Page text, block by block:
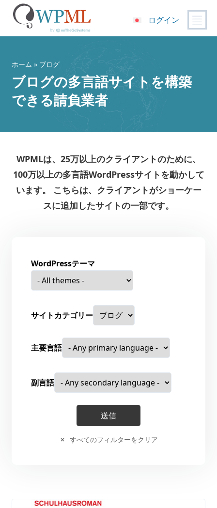
ッ
ログイン
ホーム » ブログ
ブログの多言語サイトを構築
できる請負業者
WPMLは、 25万以上のクライアントのために、
100万以上の多言語WordPressサイトを動かして
います。 こちらは、クライアントがショーケー
スに追加したサイトの一部です。
WordPressテーマ
サイトカテゴリー
主要言語
副言語
すべてのフィルターをクリア